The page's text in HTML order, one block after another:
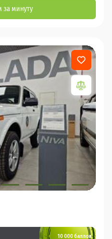
за минуту
10 000 баллов